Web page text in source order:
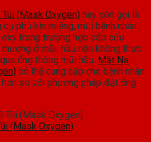
(Mask Oxygen) hay còn gọi là
phủ kín miệng, mũi bệnh nhân,
trong trường hợp cấp cứu
ở mũi, hầu nên không thực
ống thông mũi hầu. Mặt Nạ
có thể cung cấp cho bệnh nhân
so với phương pháp đặt ống
(Mask Oxygen)